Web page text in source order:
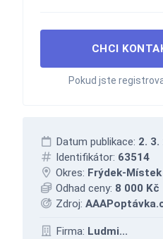
CHCI
Pokud jste
Datum publikace: 2. 3.
Identifikátor: 63514
Okres: Frýdek-Místek
Odhad ceny: 8 000 Kč
Zdroj:
Firma: Ludmi...